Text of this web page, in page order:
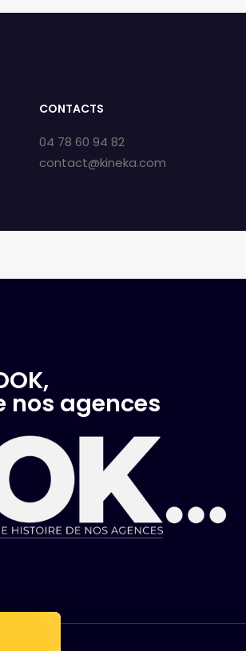
CONTACTS
04 78 60 94 82
contact@kineka.com
nos agences